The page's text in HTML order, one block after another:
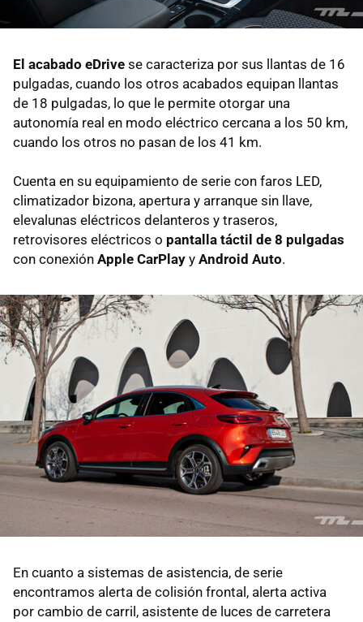
El acabado eDrive se caracteriza por sus llantas de 16
pulgadas, cuando los otros acabados equipan llantas
de 18 pulgadas, lo que le permite otorgar una
autonomía real en modo eléctrico cercana a los 50 km,
cuando los otros no pasan de los 41 km.
Cuenta en su equipamiento de serie con faros LED,
climatizador bizona, apertura y arranque sin llave,
elevalunas eléctricos delanteros y traseros,
retrovisores eléctricos o pantalla táctil de 8 pulgadas
con conexión Apple CarPlay y Android Auto.
En cuanto a sistemas de asistencia, de serie
encontramos alerta de colisión frontal, alerta activa
por cambio de carril, asistente de luces de carretera